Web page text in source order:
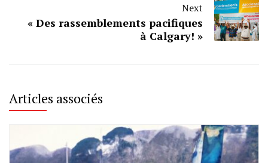
Next
« Des rassemblements pacifiques
à Calgary! »
Articles associés